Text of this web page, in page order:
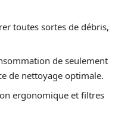
toutes sortes de débris,
de seulement
de nettoyage optimale.
ergonomique et filtres